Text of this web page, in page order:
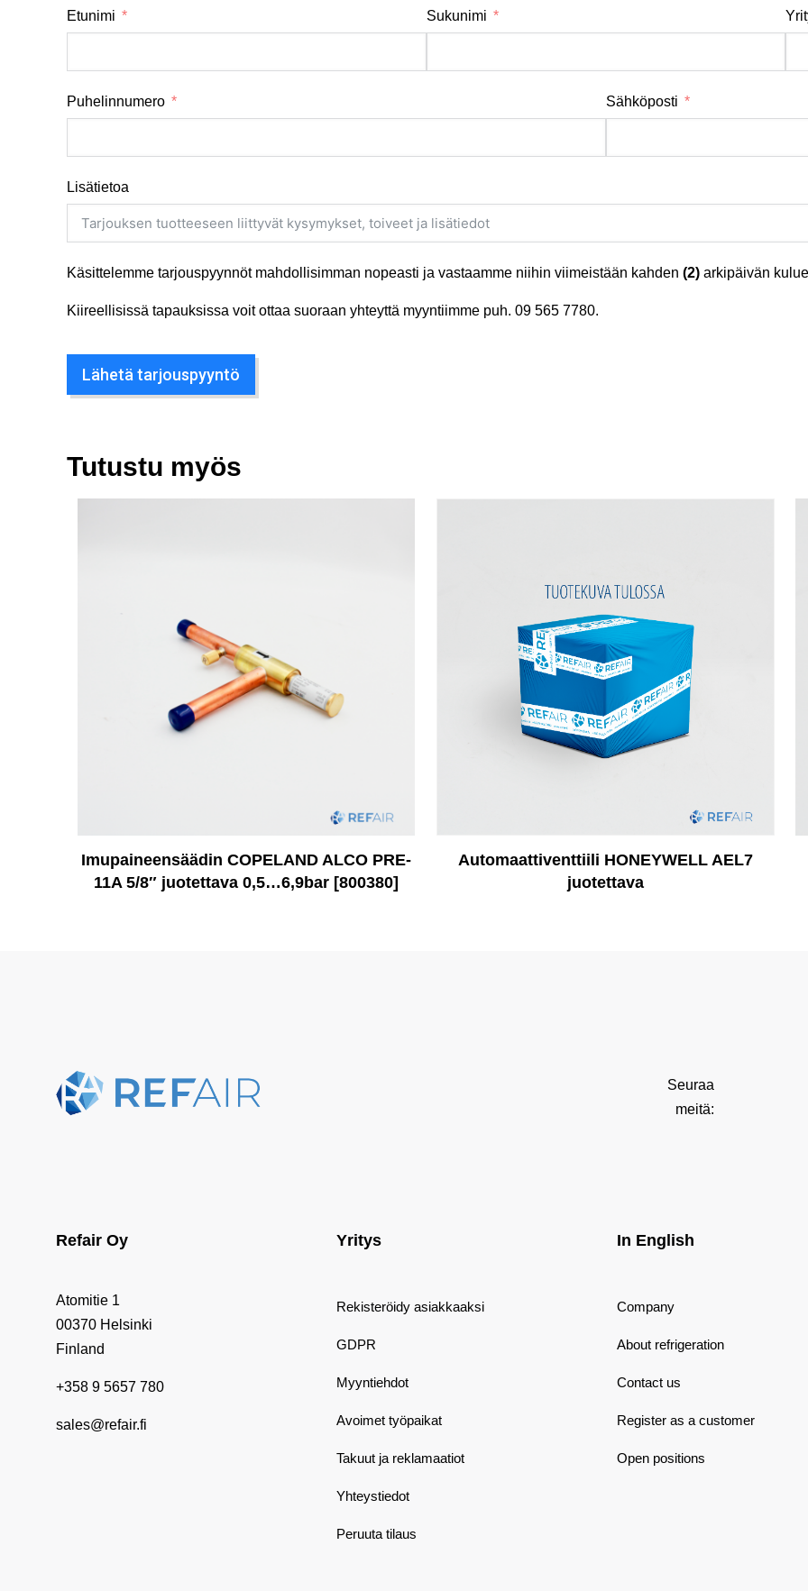
Etunimi Sukunimi
Puhelinnumero Sähköposti
Lisätietoa
Käsittelemme tarjouspyynnöt mahdollisimman nopeasti ja vastaamme niihin viimeistään kahden (2) arkipäivän
Kiireellisissä tapauksissa voit ottaa suoraan yhteyttä myyntiimme puh. 09 565 7780.
Lähetä tarjouspyyntö
Tutustu myös
Imupaineensäädin COPELAND ALCO PRE-
11A 5/8″ juotettava 0,5…6,9bar [800380]
Automaattiventtiili HONEYWELL AEL7
juotettava
Seuraa
meitä:
Refair Oy
Atomitie 1
00370 Helsinki
Finland
+358 9 5657 780
sales@refair.fi
Yritys
Rekisteröidy asiakkaaksi
GDPR
Myyntiehdot
Avoimet työpaikat
Takuut ja reklamaatiot
Yhteystiedot
Peruuta tilaus
In English
Company
About refrigeration
Contact us
Register as a customer
Open positions